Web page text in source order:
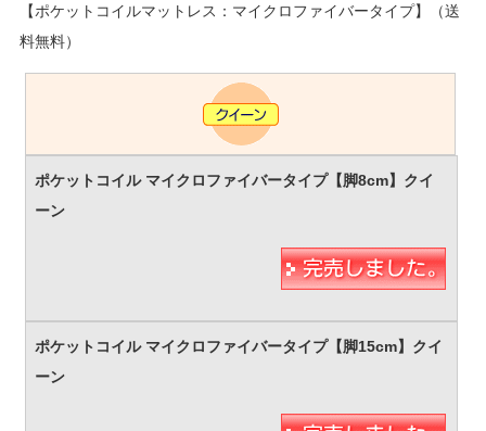
【ポケットコイルマットレス：マイクロファイバータイプ】（送
料無料）